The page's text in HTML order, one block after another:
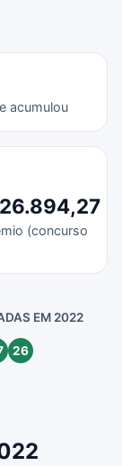
acumulou
(concurso
EM 2022
26